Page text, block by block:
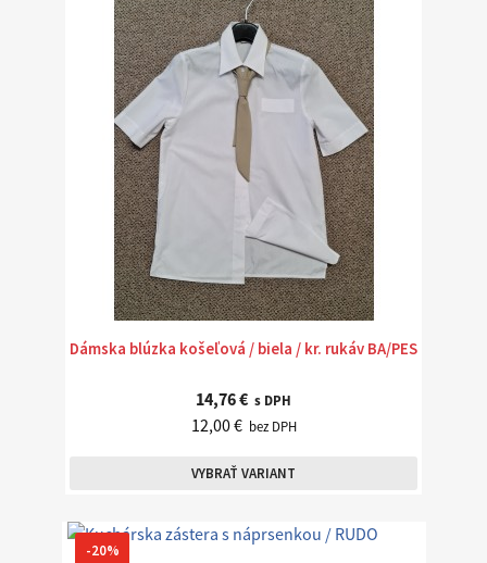
Dámska blúzka košeľová / biela / kr. rukáv BA/PES
14,76 € s DPH
12,00 € bez DPH
VYBRAŤ VARIANT
-20%